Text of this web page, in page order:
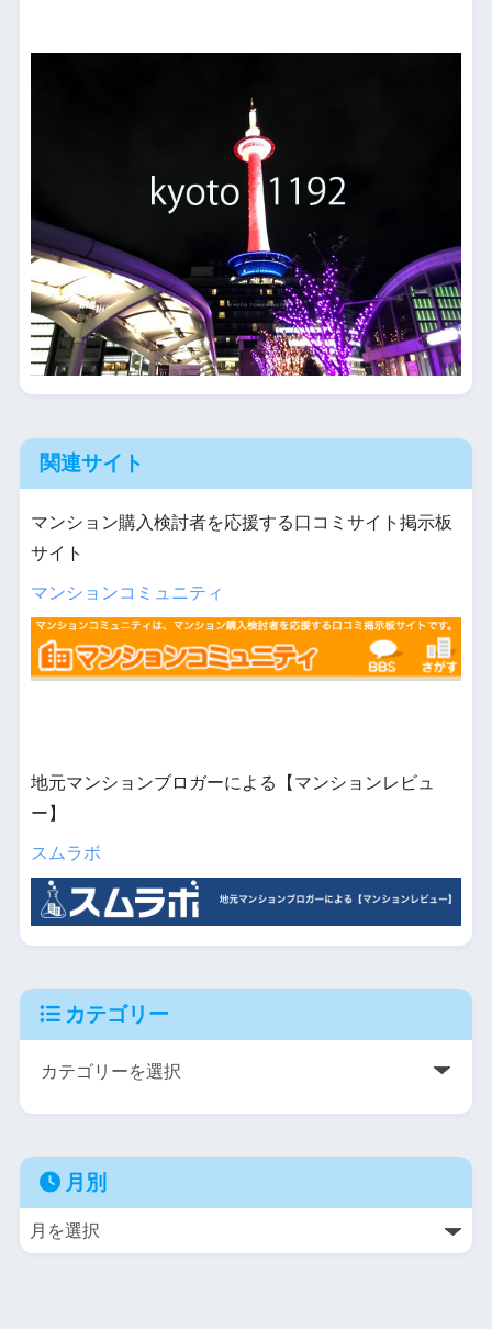
関連サイト
マンション購入検討者を応援する口コミサイト掲示板
サイト
マンションコミュニティ
地元マンションブロガーによる【マンションレビュ
ー】
スムラボ
カテゴリー
月別